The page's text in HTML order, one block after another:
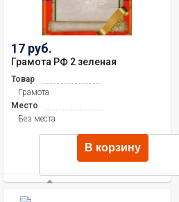
17 руб.
Грамота РФ 2 зеленая
Товар
Грамота
Место
Без места
В корзину